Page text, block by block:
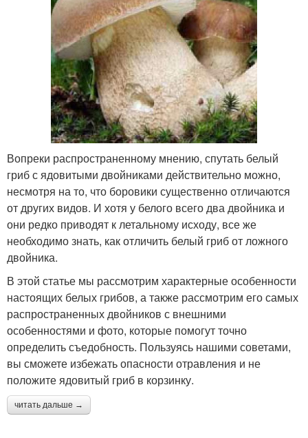
Вопреки распространенному мнению, спутать белый
гриб с ядовитыми двойниками действительно можно,
несмотря на то, что боровики существенно отличаются
от других видов. И хотя у белого всего два двойника и
они редко приводят к летальному исходу, все же
необходимо знать, как отличить белый гриб от ложного
двойника.
В этой статье мы рассмотрим характерные особенности
настоящих белых грибов, а также рассмотрим его самых
распространенных двойников с внешними
особенностями и фото, которые помогут точно
определить съедобность. Пользуясь нашими советами,
вы сможете избежать опасности отравления и не
положите ядовитый гриб в корзинку.
читать дальше →